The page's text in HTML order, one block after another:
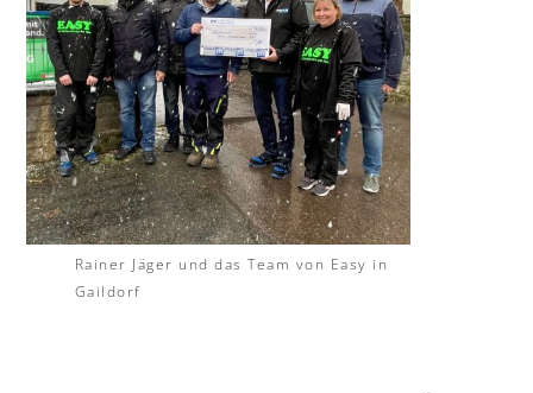
Rainer Jäger und das Team von Easy in
Gaildorf